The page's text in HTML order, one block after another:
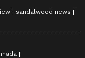
sandalwood news